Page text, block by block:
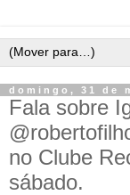
domingo, 31 de
Fala sobre
no Clube
sábado.